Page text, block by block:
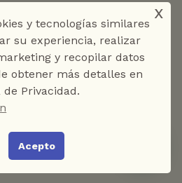
y tecnologías similares
su experiencia, realizar
y recopilar datos
obtener más detalles en
Privacidad.
Acepto
x